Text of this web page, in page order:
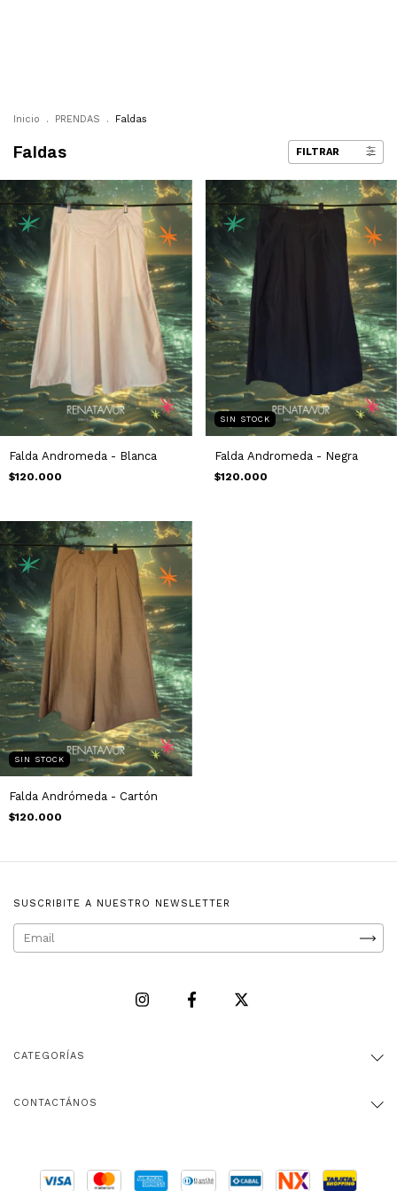
Inicio . PRENDAS . Faldas
Faldas FILTRAR
Falda Andromeda - Blanca
$120.000
SIN STOCK
Falda Andromeda - Negra
$120.000
SIN STOCK
Falda Andrómeda - Cartón
$120.000
SUSCRIBITE A NUESTRO NEWSLETTER
CATEGORÍAS
CONTACTÁNOS